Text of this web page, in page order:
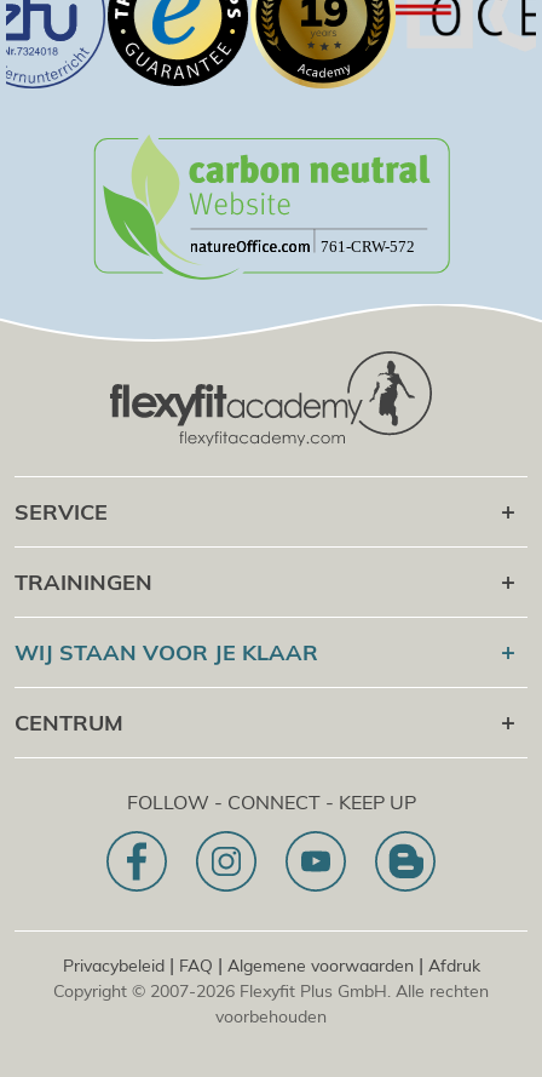
SERVICE
Carrière daarna
Online campus
Certificaatcontrole
TRAININGEN
Sport Academy
Massage Academy
Flexyfit®Schoonheid Academy
WIJ STAAN VOOR JE KLAAR
+43 1 997 27 38
[email protected]
Advies &amp; online aanvraag
Onze missie
CENTRUM
1030 | Oostenrijk
Dietrichgasse 27 E.EG2
Vestiging | DE
Konrad-Zuse-Platz 8
FOLLOW - CONNECT - KEEP UP
Privacybeleid| FAQ | Algemene voorwaarden | Afdruk
Copyright © 2007-2026 Flexyfit Plus GmbH. Alle rechten
voorbehouden